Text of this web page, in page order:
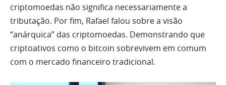
criptomoedas não significa necessariamente a
tributação. Por fim, Rafael falou sobre a visão
“anárquica” das criptomoedas. Demonstrando que
criptoativos como o bitcoin sobrevivem em comum
com o mercado financeiro tradicional.